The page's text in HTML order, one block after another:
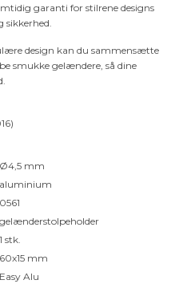
garanti for stilrene designs
sikkerhed.
design kan du sammensætte
smukke gelændere, så dine
Ø4,5 mm
aluminium
0561
gelænderstolpeholder
1 stk.
60x15 mm
Easy Alu